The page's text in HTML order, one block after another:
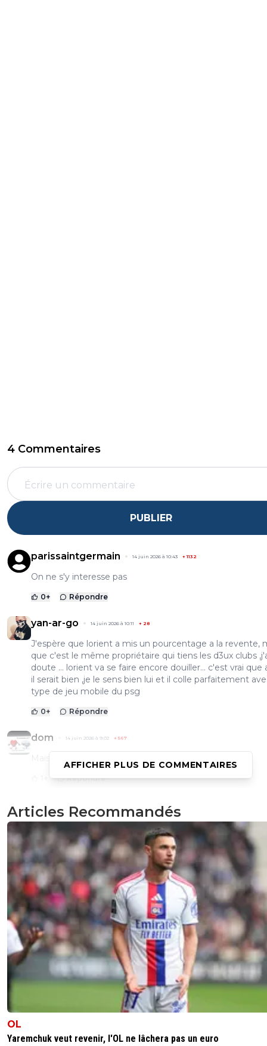
4 Commentaires
PUBLIER
parissaintgermain 14 juin 2026 à 10:43 +1132
On ne s'y interesse pas
0+ Répondre
yan-ar-go 14 juin 2026 à 10:11 + 28
J'espère que lorient a mis un pourcentage a la revente,
que c'est le même propriétaire qui tiens les d3ux clubs
doute ... lorient va se faire encore douiller... c'est vrai que
il serait bien ,je le sens bien lui et il colle parfaitement
type de jeu mobile du psg
0+ Répondre
dom 14 juin 2026 à 9:02 + 567
Répondre
parisforever
60 avec des bonus c'est déjà bien ....
Il doit encore prouver ...
2+ Répondre
AFFICHER PLUS DE COMMENTAIRES
Articles Recommandés
OL
Yaremchuk veut revenir, l'OL ne lâchera pas un euro